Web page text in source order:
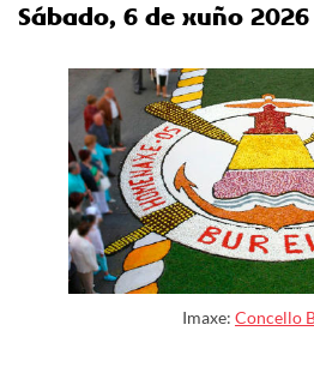
Sábado, 6 de xuño 2026
Imaxe: Concello